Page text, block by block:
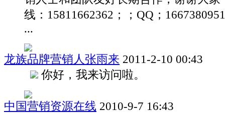
线：15811662362；；QQ；
...
龙族品牌营销人张雨来 2011-2-10 00:43
你好，我来访问啦。
中国营销资源在线 2010-9-7 16:43